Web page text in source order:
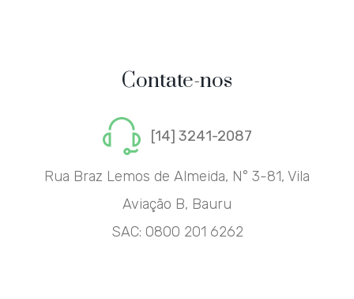
Contate-nos
[14] 3241-2087
Rua Braz Lemos de Almeida, N° 3-81, Vila
Aviação B, Bauru
SAC: 0800 201 6262